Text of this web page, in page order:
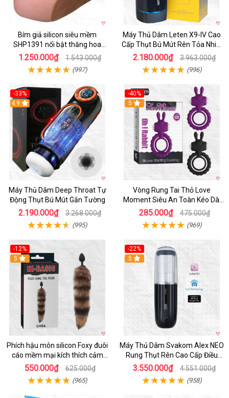
Bím giả silicon siêu mềm
SHP1391 nổi bật thăng hoa
hoàn hảo
1.250.000₫ 1.543.000₫
(997)
Máy Thủ Dâm Leten X9-IV Cao
Cấp Thụt Bú Mút Rên Tỏa Nhiệt
Sạc Pin
2.180.000₫ 3.963.000₫
(996)
-33%
Hot
4.9
Máy Thủ Dâm Deep Throat Tự
Động Thụt Bú Mút Gắn Tường
2.190.000₫ 3.268.000₫
(995)
-40%
5
Vòng Rung Tai Thỏ Love
Moment Siêu An Toàn Kéo Dài
Thời Gian
285.000₫ 475.000₫
(969)
-12%
Hot
5
Phích hậu môn silicon Foxy đuôi
cáo mềm mại kích thích cảm
giác mới
550.000₫ 625.000₫
(965)
-22%
5
Máy Thủ Dâm Svakom Alex NEO
Rung Thụt Rên Cao Cấp Điều
Khiển App
3.550.000₫ 4.551.000₫
(958)